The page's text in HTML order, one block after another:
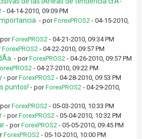
- 04-14-2010, 09:09 PM
- porForexPROS2 - 04-15-2010,
ForexPROS2 - 04-21-2010, 09:34 PM
ForexPROS2 - 04-22-2010, 09:57 PM
- porForexPROS2 - 04-26-2010, 09:57 PM
- 04-27-2010, 09:22 PM
- porForexPROS2 - 04-28-2010, 09:53 PM
puntos! - porForexPROS2 - 04-29-2010,
ForexPROS2 - 05-03-2010, 10:33 PM
- porForexPROS2 - 05-04-2010, 10:32 PM
- porForexPROS2 - 05-05-2010, 09:45 PM
ForexPROS2 - 05-10-2010, 10:00 PM